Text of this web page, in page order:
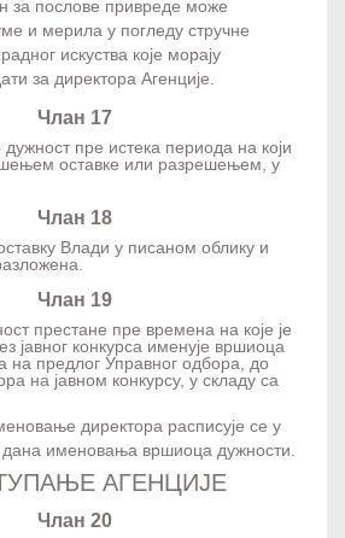
за послове привреде може
и мерила у погледу стручне
искуства које морају
за директора Агенције.
Члан 17
дужност пре истека периода на који
оставке или разрешењем, у
Члан 18
Влади у писаном облику и
Члан 19
престане пре времена на које је
јавног конкурса именује вршиоца
на предлог Управног одбора, до
на јавном конкурсу, у складу са
директора расписује се у
именовања вршиоца дужности.
АГЕНЦИЈЕ
Члан 20